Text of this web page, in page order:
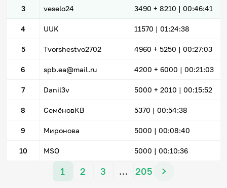
3 veselo24 3490 + 8210 | 00:46:41
4 UUK 11570 | 01:24:38
5 Tvorshestvo2702 4960 + 5250 | 00:27:03
6 spb.ea@mail.ru 4200 + 6000 | 00:21:03
7 Danil3v 5000 + 2010 | 00:15:52
8 СемёновКВ 5370 | 00:54:38
9 Миронова 5000 | 00:08:40
10 MSO 5000 | 00:10:36
1 2 3 … 205